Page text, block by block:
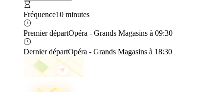
Fréquence10 minutes
Premier départOpéra - Grands Magasins à 09:30
Dernier départOpéra - Grands Magasins à 18:30